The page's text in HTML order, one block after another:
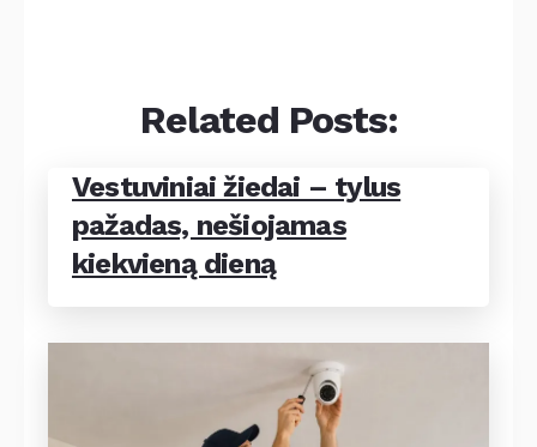
Related Posts:
Vestuviniai žiedai – tylus
pažadas, nešiojamas
kiekvieną dieną